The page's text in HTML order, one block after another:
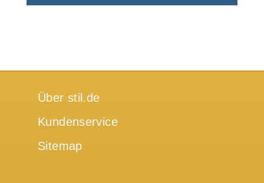
Über stil.de
Kundenservice
Sitemap